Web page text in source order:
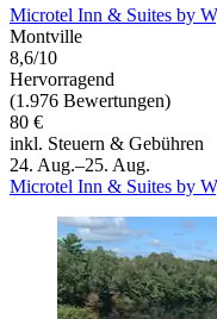
Microtel Inn & Suites by
Montville
8,6/10
Hervorragend
(1.976 Bewertungen)
80 €
inkl. Steuern & Gebühren
24. Aug.–25. Aug.
Microtel Inn & Suites by